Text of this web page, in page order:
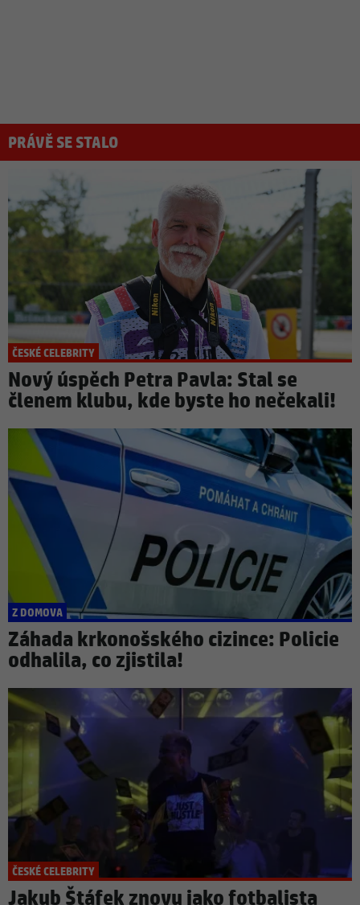
PRÁVĚ SE STALO
ČESKÉ CELEBRITY
Nový úspěch Petra Pavla: Stal se
členem klubu, kde byste ho nečekali!
Z DOMOVA
Záhada krkonošského cizince: Policie
odhalila, co zjistila!
ČESKÉ CELEBRITY
Jakub Štáfek znovu jako fotbalista